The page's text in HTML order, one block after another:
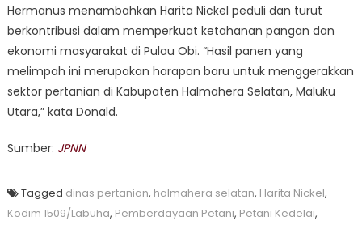
Hermanus menambahkan Harita Nickel peduli dan turut
berkontribusi dalam memperkuat ketahanan pangan dan
ekonomi masyarakat di Pulau Obi. “Hasil panen yang
melimpah ini merupakan harapan baru untuk menggerakkan
sektor pertanian di Kabupaten Halmahera Selatan, Maluku
Utara,” kata Donald.
Sumber: JPNN
Tagged dinas pertanian, halmahera selatan, Harita Nickel,
Kodim 1509/Labuha, Pemberdayaan Petani, Petani Kedelai,